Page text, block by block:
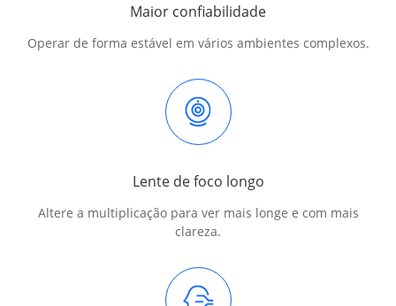
Maior confiabilidade
Operar de forma estável em vários ambientes complexos.
Lente de foco longo
Altere a multiplicação para ver mais longe e com mais
clareza.